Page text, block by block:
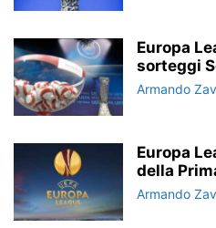
Europa
sorteggi
Armando
Europa
della
Armando